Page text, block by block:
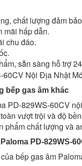
chất lượng đảm
mãi hấp dẫn.
chu đáo.
sẵn sàng hỗ trợ
bếp gas âm khác
PD-829WS-60CV
vượt trội và độ
phẩm chất lượng và
PD-829WS-
bếp gas âm